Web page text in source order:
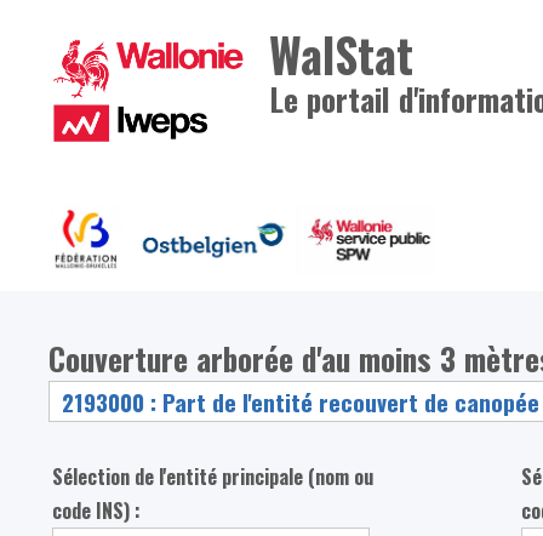
WalStat
Le portail
Couverture arborée d'au moins 3
Sélection de l'entité principale (nom ou
code INS) :